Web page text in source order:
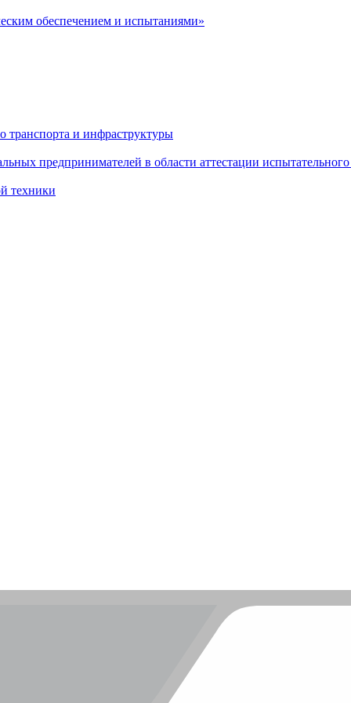
обеспечением и испытаниями»
и инфраструктуры
предпринимателей в области аттестации
техники